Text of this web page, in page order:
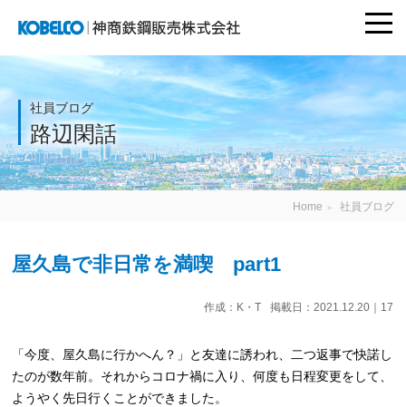
神商鉄鋼販売株式
会社
社員ブログ
路辺閑話
Home ＞ 社員ブログ
屋久島で非日常を満喫 part1
掲載日：2021.12.20｜17
作成：K・T
「今度、屋久島に行かへん？」と友達に誘われ、二つ返事で快諾し
たのが数年前。それからコロナ禍に入り、何度も日程変更をして、
ようやく先日行くことができました。